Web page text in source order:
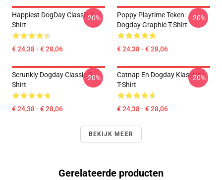
Happiest DogDay Classic T-
Shirt
€ 24,38 - € 28,06
-20%
Poppy Playtime Teken:
Dogday Graphic T-Shirt
€ 24,38 - € 28,06
-20%
Scrunkly Dogday Classic T-
Shirt
€ 24,38 - € 28,06
-20%
Catnap En Dogday Klassieke
T-Shirt
€ 24,38 - € 28,06
-20%
BEKIJK MEER
Gerelateerde producten